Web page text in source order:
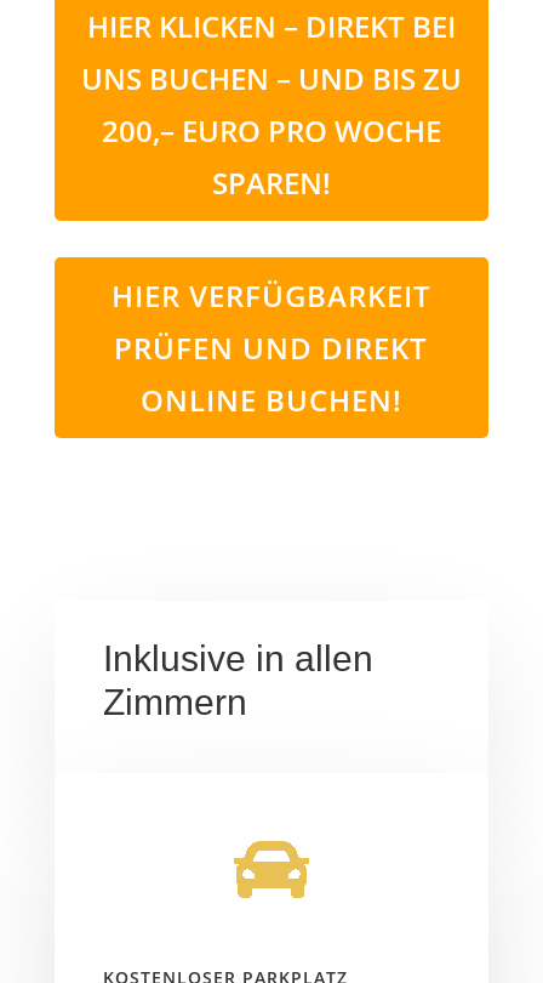
HIER KLICKEN – DIREKT BEI
UNS BUCHEN – UND BIS ZU
200,– EURO PRO WOCHE
SPAREN!
HIER VERFÜGBARKEIT
PRÜFEN UND DIREKT
ONLINE BUCHEN!
Inklusive in allen
Zimmern
KOSTENLOSER PARKPLATZ